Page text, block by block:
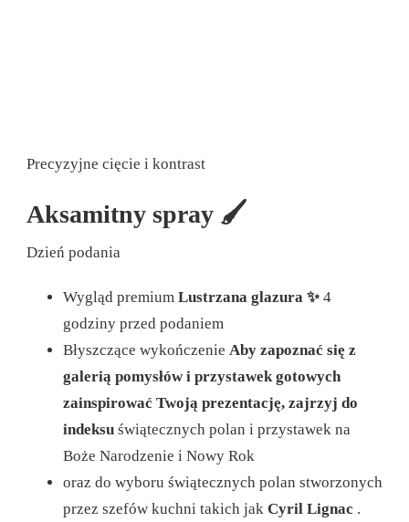
Precyzyjne cięcie i kontrast
Aksamitny spray 🖌️
Dzień podania
Wygląd premium Lustrzana glazura ✨ 4
godziny przed podaniem
Błyszczące wykończenie Aby zapoznać się z
galerią pomysłów i przystawek gotowych
zainspirować Twoją prezentację, zajrzyj do
indeksu świątecznych polan i przystawek na
Boże Narodzenie i Nowy Rok
oraz do wyboru świątecznych polan stworzonych
przez szefów kuchni takich jak Cyril Lignac .